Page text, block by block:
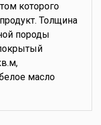
которого
Толщина
породы
масло